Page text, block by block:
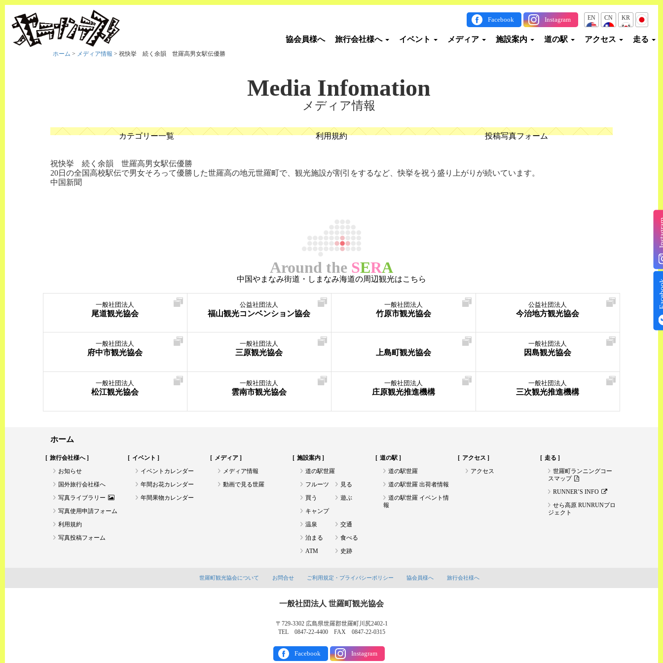
Facebook Instagram EN CN KR JP
協会員様へ 旅行会社様へ イベント メディア 施設案内 道の駅 アクセス 走る
ホーム > メディア情報 > 祝快挙 続く余韻 世羅高男女駅伝優勝
Media Infomation
メディア情報
カテゴリー一覧 利用規約 投稿写真フォーム
祝快挙 続く余韻 世羅高男女駅伝優勝
20日の全国高校駅伝で男女そろって優勝した世羅高の地元世羅町で、観光施設が割引をするなど、快挙を祝う盛り上がりが続いています。
中国新聞
Around the SERA
中国やまなみ街道・しまなみ海道の周辺観光はこちら
一般社団法人
尾道観光協会
公益社団法人
福山観光コンベンション協会
一般社団法人
竹原市観光協会
公益社団法人
今治地方観光協会
一般社団法人
府中市観光協会
一般社団法人
三原観光協会 上島町観光協会
一般社団法人
因島観光協会
一般社団法人
松江観光協会
一般社団法人
雲南市観光協会
一般社団法人
庄原観光推進機構
一般社団法人
三次観光推進機構
ホーム
旅行会社様へ
お知らせ
国外旅行会社様へ
写真ライブラリー
写真使用申請フォーム
利用規約
写真投稿フォーム
イベント
イベントカレンダー
年間お花カレンダー
年間果物カレンダー
メディア
メディア情報
動画で見る世羅
施設案内
道の駅世羅
フルーツ
見る
買う
遊ぶ
キャンプ
温泉
交通
泊まる
食べる
ATM
史跡
道の駅
道の駅世羅
道の駅世羅 出荷者情報
道の駅世羅 イベント情
報
アクセス
アクセス
走る
世羅町ランニングコー
スマップ
RUNNER’S INFO
せら高原 RUNRUNプロ
ジェクト
世羅町観光協会について お問合せ ご利用規定・プライバシーポリシー 協会員様へ 旅行会社様へ
一般社団法人 世羅町観光協会
〒729-3302 広島県世羅郡世羅町川尻2402-1
TEL 0847-22-4400 FAX 0847-22-0315
Facebook Instagram